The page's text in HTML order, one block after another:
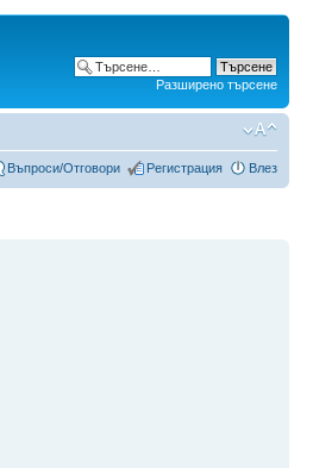
Разширено търсене
Въпроси/Отговори Регистрация Влез